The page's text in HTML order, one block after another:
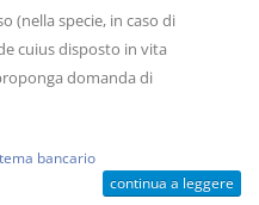
(nella specie, in caso di
cuius disposto in vita
domanda di
bancario
continua a leggere